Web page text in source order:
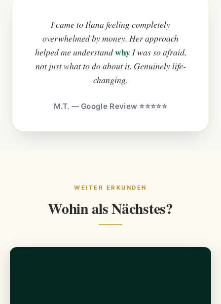
I came to Ilana feeling completely
overwhelmed by money. Her approach
helped me understandwhyI was so afraid,
not just what to do about it. Genuinely life-
changing.
M.T. — Google Review ⭐⭐⭐⭐⭐
WEITER ERKUNDEN
Wohin als Nächstes?